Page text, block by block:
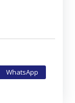
WhatsApp